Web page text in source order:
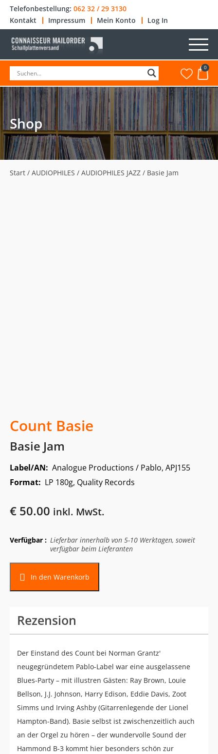
Telefonbestellung: 062 32 / 29 3130
Kontakt
Impressum Mein Konto Log In
0
Shop
Start / AUDIOPHILES / AUDIOPHILES JAZZ / Basie Jam
Count Basie
Basie Jam
Label/AN: Analogue Productions / Pablo, APJ155
Format: LP 180g, Quality Records
€ 50.00 inkl. MwSt.
Verfügbar : Lieferbar innerhalb von 5-10 Werktagen, soweit
verfügbar beim Lieferanten
In den Warenkorb
Rezension
Der Einstand des Count bei Norman Grantz'
neugegründetem Pablo-Label war eine ausgelassene
Blues-Party – mit illustren Gästen: Ray Brown, Louie
Bellson, J.J. Johnson, Harry Edison, Eddie Davis, Zoot
Simms und Irving Ashby (Gitarrenlegende der Lionel
Hampton-Band). Basie selbst ist zwischenzeitlich auch
an der Orgel zu hören – der wundervolle Sound der
Hammond B-3 kommt hier besonders schön zur